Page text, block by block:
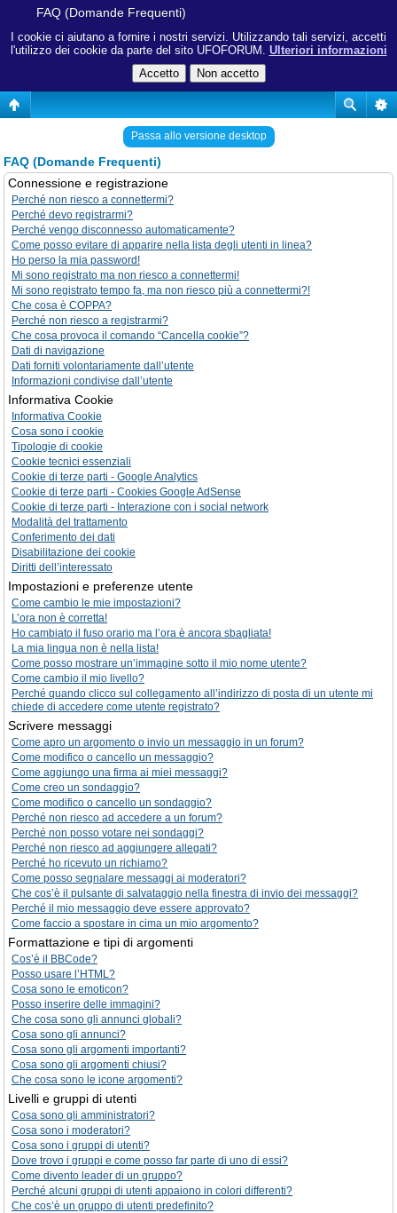
I cookie ci aiutano a fornire i nostri servizi. Utilizzando tali servizi, accetti
l'utilizzo dei cookie da parte del sito UFOFORUM. Ulteriori informazioni
FAQ (Domande Frequenti)
Passa allo versione desktop
FAQ (Domande Frequenti)
Connessione e registrazione
Perché non riesco a connettermi?
Perché devo registrarmi?
Perché vengo disconnesso automaticamente?
Come posso evitare di apparire nella lista degli utenti in linea?
Ho perso la mia password!
Mi sono registrato ma non riesco a connettermi!
Mi sono registrato tempo fa, ma non riesco più a connettermi?!
Che cosa è COPPA?
Perché non riesco a registrarmi?
Che cosa provoca il comando “Cancella cookie”?
Dati di navigazione
Dati forniti volontariamente dall’utente
Informazioni condivise dall’utente
Informativa Cookie
Informativa Cookie
Cosa sono i cookie
Tipologie di cookie
Cookie tecnici essenziali
Cookie di terze parti - Google Analytics
Cookie di terze parti - Cookies Google AdSense
Cookie di terze parti - Interazione con i social network
Modalità del trattamento
Conferimento dei dati
Disabilitazione dei cookie
Diritti dell’interessato
Impostazioni e preferenze utente
Come cambio le mie impostazioni?
L’ora non è corretta!
Ho cambiato il fuso orario ma l’ora è ancora sbagliata!
La mia lingua non è nella lista!
Come posso mostrare un’immagine sotto il mio nome utente?
Come cambio il mio livello?
Perché quando clicco sul collegamento all’indirizzo di posta di un utente mi
chiede di accedere come utente registrato?
Scrivere messaggi
Come apro un argomento o invio un messaggio in un forum?
Come modifico o cancello un messaggio?
Come aggiungo una firma ai miei messaggi?
Come creo un sondaggio?
Come modifico o cancello un sondaggio?
Perché non riesco ad accedere a un forum?
Perché non posso votare nei sondaggi?
Perché non riesco ad aggiungere allegati?
Perché ho ricevuto un richiamo?
Come posso segnalare messaggi ai moderatori?
Che cos’è il pulsante di salvataggio nella finestra di invio dei messaggi?
Perché il mio messaggio deve essere approvato?
Come faccio a spostare in cima un mio argomento?
Formattazione e tipi di argomenti
Cos’è il BBCode?
Posso usare l’HTML?
Cosa sono le emoticon?
Posso inserire delle immagini?
Che cosa sono gli annunci globali?
Cosa sono gli annunci?
Cosa sono gli argomenti importanti?
Cosa sono gli argomenti chiusi?
Che cosa sono le icone argomenti?
Livelli e gruppi di utenti
Cosa sono gli amministratori?
Cosa sono i moderatori?
Cosa sono i gruppi di utenti?
Dove trovo i gruppi e come posso far parte di uno di essi?
Come divento leader di un gruppo?
Perché alcuni gruppi di utenti appaiono in colori differenti?
Che cos’è un gruppo di utenti predefinito?